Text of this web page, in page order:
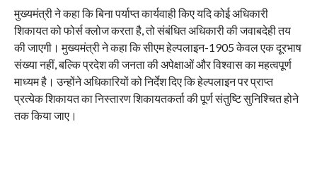
मुख्यमंत्री ने कहा कि बिना पर्याप्त कार्यवाही किए यदि कोई अधिकारी
शिकायत को फोर्स क्लोज करता है, तो संबंधित अधिकारी की जवाबदेही तय
की जाएगी। मुख्यमंत्री ने कहा कि सीएम हेल्पलाइन-1905 केवल एक दूरभाष
संख्या नहीं, बल्कि प्रदेश की जनता की अपेक्षाओं और विश्वास का महत्वपूर्ण
माध्यम है। उन्होंने अधिकारियों को निर्देश दिए कि हेल्पलाइन पर प्राप्त
प्रत्येक शिकायत का निस्तारण शिकायतकर्ता की पूर्ण संतुष्टि सुनिश्चित होने
तक किया जाए।